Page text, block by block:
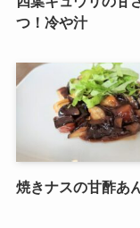
つ！冷や汁
焼きナスの甘酢あ